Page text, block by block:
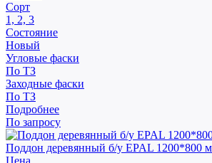
Сорт
1, 2, 3
Состояние
Новый
Угловые фаски
По ТЗ
Заходные фаски
По ТЗ
Подробнее
По запросу
Поддон деревянный б/у EPAL 1200*800